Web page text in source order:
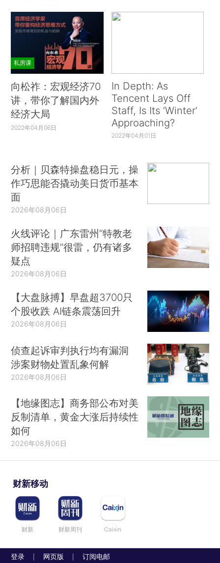
私房课
向松祚：宏观经济70
讲，带你了解国内外
经济大局
2022年04月06日
In Depth: As
Tencent Lays Off
Staff, Is Its ‘Winter’
Approaching?
2022年04月01日
分析｜贝森特操盘稳日元，操
作巧思能否撬动美日货币基本
面
2026年08月06日
火线评论｜广东雷州“特教老
师招聘违规”很雷，仍有诸多
疑点
2026年08月06日
【大盘脉搏】早盘超3700只
个股收跌 AI链条震荡回升
2026年08月06日
侦查起诉审判执行均有漏洞
涉案财物处置乱象何解
2026年08月06日
【地缘图志】商务部公布对美
反制清单，黄金大涨后持续性
如何
2026年08月06日
财新移动
财新 财新周刊 Caixin
登录 网页版 订阅电邮